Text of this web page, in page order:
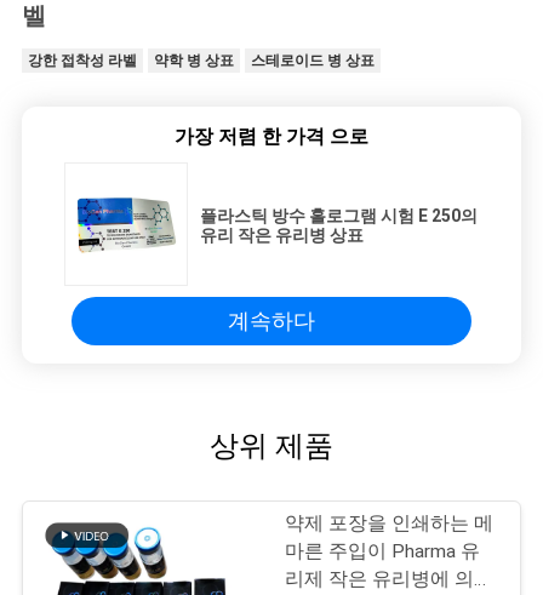
벨
강한 접착성 라벨 약학 병 상표 스테로이드 병 상표
가장 저렴 한 가격 으로
플라스틱 방수 홀로그램 시험 E 250의
유리 작은 유리병 상표
계속하다
상위 제품
약제 포장을 인쇄하는 메
마른 주입이 Pharma 유
리제 작은 유리병에 의하